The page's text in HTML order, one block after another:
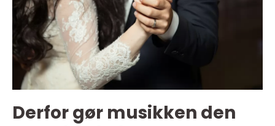
Derfor gør musikken den